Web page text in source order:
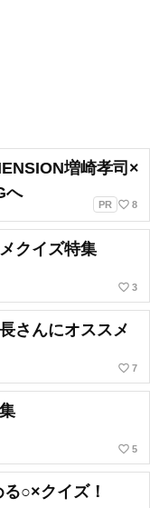
増崎孝司×
へ
PR favorite_border 8
クイズ特集
favorite_border 3
さんにオススメ
favorite_border 7
favorite_border 5
○×クイズ！